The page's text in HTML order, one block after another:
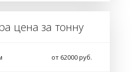
цена за тонну
от 62000 руб.